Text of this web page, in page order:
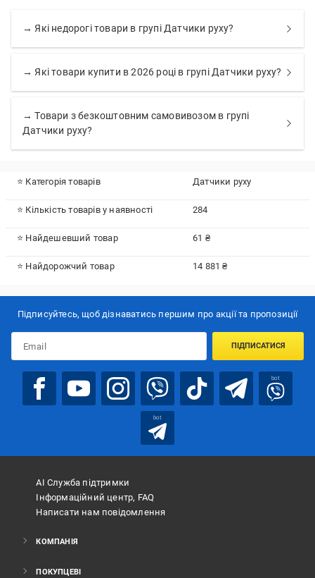
→ Які недорогі товари в групі Датчики руху?
→ Які товари купити в 2026 році в групі Датчики руху?
→ Товари з безкоштовним самовивозом в групі
Датчики руху?
⭐ Категорія товарів Датчики руху
⭐ Кількість товарів у наявності 284
⭐ Найдешевший товар 61 ₴
⭐ Найдорожчий товар 14 881 ₴
Підписуйтесь, щоб дізнаватись першим про акції та пропозиції
ПІДПИСАТИСЯ
bot
bot
АІ Служба підтримки
Інформаційний центр, FAQ
Написати нам повідомлення
КОМПАНІЯ
ПОКУПЦЕВІ